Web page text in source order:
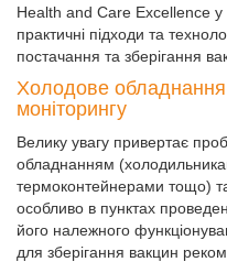
Health and Care Excellence у
практичні підходи та
постачання та зберігання
Холодове обладнання
моніторингу
Велику увагу привертає
обладнанням
термоконтейнерами тощо)
особливо в пунктах
його належного
для зберігання вакцин